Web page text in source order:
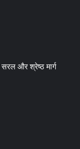
और श्रेष्ठ मार्ग